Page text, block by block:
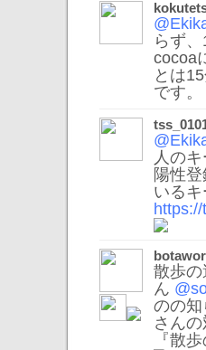
らず
cocoa
とは
です。
人の
陽性
いる
散歩
ん
のの
さん
『散